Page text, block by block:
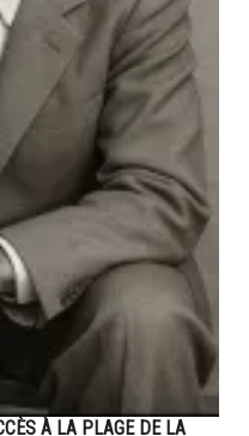
À LA PLAGE DE LA